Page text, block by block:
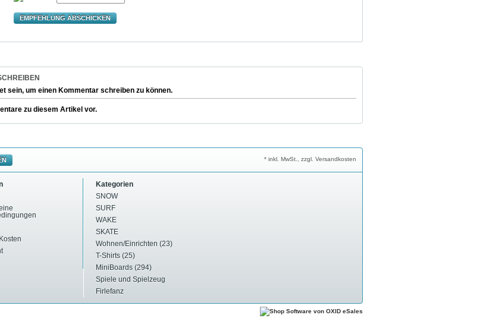
EMPFEHLUNG ABSCHICKEN
sein, um einen Kommentar schreiben zu können.
zu diesem Artikel vor.
* inkl. MwSt., zzgl. Versandkosten
Kategorien
SNOW
SURF
WAKE
SKATE
Wohnen/Einrichten (23)
T-Shirts (25)
MiniBoards (294)
Spiele und Spielzeug
Firlefanz